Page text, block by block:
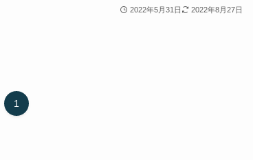
2022年5月31日 2022年8月27日
1